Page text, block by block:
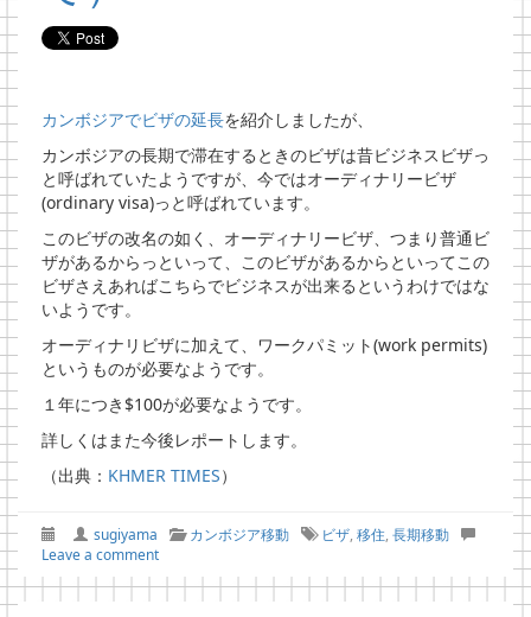
カンボジアでビザの延長を紹介しましたが、
カンボジアの長期で滞在するときのビザは昔ビジネスビザっ
と呼ばれていたようですが、今ではオーディナリービザ
(ordinary visa)っと呼ばれています。
このビザの改名の如く、オーディナリービザ、つまり普通ビ
ザがあるからっといって、このビザがあるからといってこの
ビザさえあればこちらでビジネスが出来るというわけではな
いようです。
オーディナリビザに加えて、ワークパミット(work permits)
というものが必要なようです。
１年につき$100が必要なようです。
詳しくはまた今後レポートします。
（出典： KHMER TIMES）
sugiyama カンボジア移動 ビザ, 移住, 長期移動
Leave a comment